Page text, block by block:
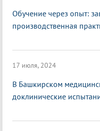
Обучение через опыт:
производственная
17 июля, 2024
В Башкирском
доклинические